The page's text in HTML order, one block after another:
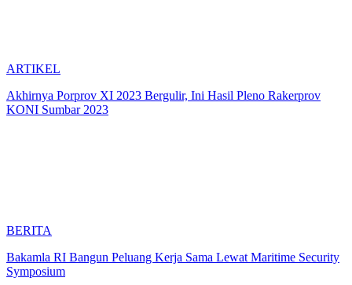
ARTIKEL
Akhirnya Porprov XI 2023 Bergulir, Ini Hasil Pleno Rakerprov
KONI Sumbar 2023
BERITA
Bakamla RI Bangun Peluang Kerja Sama Lewat Maritime Security
Symposium